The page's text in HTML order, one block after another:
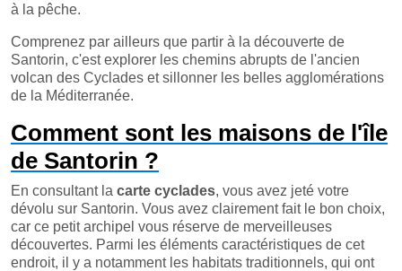
à la pêche.
Comprenez par ailleurs que partir à la découverte de
Santorin, c'est explorer les chemins abrupts de l'ancien
volcan des Cyclades et sillonner les belles agglomérations
de la Méditerranée.
Comment sont les maisons de l'île
de Santorin ?
En consultant la carte cyclades, vous avez jeté votre
dévolu sur Santorin. Vous avez clairement fait le bon choix,
car ce petit archipel vous réserve de merveilleuses
découvertes. Parmi les éléments caractéristiques de cet
endroit, il y a notamment les habitats traditionnels, qui ont